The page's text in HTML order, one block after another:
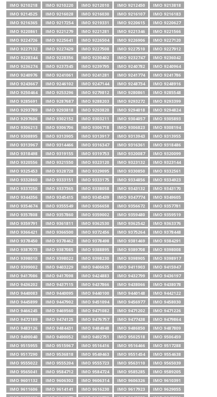
IMO 9210218
IMO 9210220 IMO 9212010 IMO 9212450
IMO 9213818
IMO 9214525
IMO 9216028 IMO 9216030 IMO 9216107
IMO 9216183
IMO 9216365
IMO 9217254 IMO 9219331 IMO 9220615
IMO 9220627
IMO 9220861
IMO 9221279 IMO 9221281 IMO 9221346
IMO 9221566
IMO 9224726
IMO 9225641 IMO 9226504 IMO 9226906
IMO 9227120
IMO 9227132
IMO 9227429 IMO 9227508 IMO 9227510
IMO 9227912
IMO 9228344
IMO 9228356 IMO 9230402 IMO 9232747
IMO 9236042
IMO 9236274
IMO 9237345 IMO 9239795 IMO 9240782
IMO 9240964
IMO 9240976
IMO 9241061 IMO 9241281 IMO 9241774
IMO 9241786
IMO 9243667
IMO 9246102 IMO 9247144 IMO 9248734
IMO 9248916
IMO 9250464
IMO 9253296 IMO 9279812 IMO 9280861
IMO 9285548
IMO 9285691
IMO 9287687 IMO 9288203 IMO 9293272
IMO 9293399
IMO 9293789
IMO 9293818 IMO 9293820 IMO 9294018
IMO 9294824
IMO 9297606
IMO 9302152 IMO 9303211 IMO 9304057
IMO 9305893
IMO 9306213
IMO 9306706 IMO 9306718 IMO 9306823
IMO 9308194
IMO 9308895
IMO 9313905 IMO 9313917 IMO 9313943
IMO 9313955
IMO 9313967
IMO 9314466 IMO 9316347 IMO 9316361
IMO 9318486
IMO 9318498
IMO 9319155 IMO 9319753 IMO 9320087
IMO 9320099
IMO 9320556
IMO 9321550 IMO 9323120 IMO 9323132
IMO 9323144
IMO 9325453
IMO 9328728 IMO 9329095 IMO 9330850
IMO 9332561
IMO 9332860
IMO 9333151 IMO 9333175 IMO 9334856
IMO 9334923
IMO 9337250
IMO 9337365 IMO 9338058 IMO 9343132
IMO 9343170
IMO 9344356
IMO 9345415 IMO 9345439 IMO 9347774
IMO 9349605
IMO 9354674
IMO 9355549 IMO 9356658 IMO 9356672
IMO 9357781
IMO 9357808
IMO 9357860 IMO 9359002 IMO 9359480
IMO 9359519
IMO 9359791
IMO 9361811 IMO 9362530 IMO 9362542
IMO 9363376
IMO 9366421
IMO 9366500 IMO 9372456 IMO 9375264
IMO 9378448
IMO 9378450
IMO 9378462 IMO 9378498 IMO 9381469
IMO 9384291
IMO 9387073
IMO 9387085 IMO 9388895 IMO 9389708
IMO 9398008
IMO 9398010
IMO 9398022 IMO 9398230 IMO 9398905
IMO 9398917
IMO 9399002
IMO 9403229 IMO 9406635 IMO 9411903
IMO 9415947
IMO 9417086
IMO 9417098 IMO 9424883 IMO 9432799
IMO 9436197
IMO 9436202
IMO 9437115 IMO 9437866 IMO 9438066
IMO 9438078
IMO 9440083
IMO 9440095 IMO 9440100 IMO 9440148
IMO 9442122
IMO 9445899
IMO 9447902 IMO 9451094 IMO 9456977
IMO 9458030
IMO 9466245
IMO 9469560 IMO 9471082 IMO 9471202
IMO 9471226
IMO 9472189
IMO 9474125 IMO 9476757 IMO 9477438
IMO 9479864
IMO 9483126
IMO 9484431 IMO 9484948 IMO 9486850
IMO 9487809
IMO 9490040
IMO 9490052 IMO 9492751 IMO 9502518
IMO 9506459
IMO 9515955
IMO 9515967 IMO 9516416 IMO 9516466
IMO 9517288
IMO 9517290
IMO 9536818 IMO 9549463 IMO 9551454
IMO 9554638
IMO 9555022
IMO 9555204 IMO 9555723 IMO 9563110
IMO 9565039
IMO 9565041
IMO 9584712 IMO 9584724 IMO 9585285
IMO 9589205
IMO 9601132
IMO 9606302 IMO 9606314 IMO 9606326
IMO 9610391
IMO 9611606
IMO 9614141 IMO 9616230 IMO 9617923
IMO 9629055